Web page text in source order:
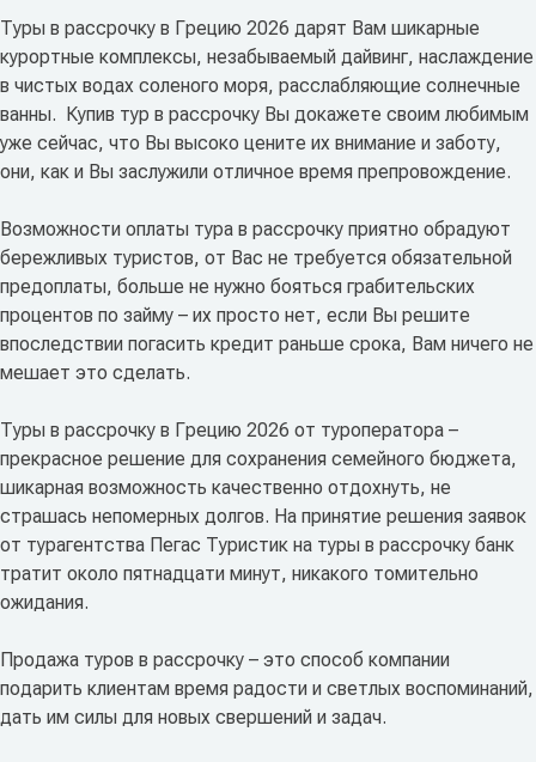
Туры в рассрочку в Грецию 2026 дарят Вам шикарные
курортные комплексы, незабываемый дайвинг, наслаждение
в чистых водах соленого моря, расслабляющие солнечные
ванны. Купив тур в рассрочку Вы докажете своим любимым
уже сейчас, что Вы высоко цените их внимание и заботу,
они, как и Вы заслужили отличное время препровождение.
Возможности оплаты тура в рассрочку приятно обрадуют
бережливых туристов, от Вас не требуется обязательной
предоплаты, больше не нужно бояться грабительских
процентов по займу – их просто нет, если Вы решите
впоследствии погасить кредит раньше срока, Вам ничего не
мешает это сделать.
Туры в рассрочку в Грецию 2026 от туроператора –
прекрасное решение для сохранения семейного бюджета,
шикарная возможность качественно отдохнуть, не
страшась непомерных долгов. На принятие решения заявок
от турагентства Пегас Туристик на туры в рассрочку банк
тратит около пятнадцати минут, никакого томительно
ожидания.
Продажа туров в рассрочку – это способ компании
подарить клиентам время радости и светлых воспоминаний,
дать им силы для новых свершений и задач.